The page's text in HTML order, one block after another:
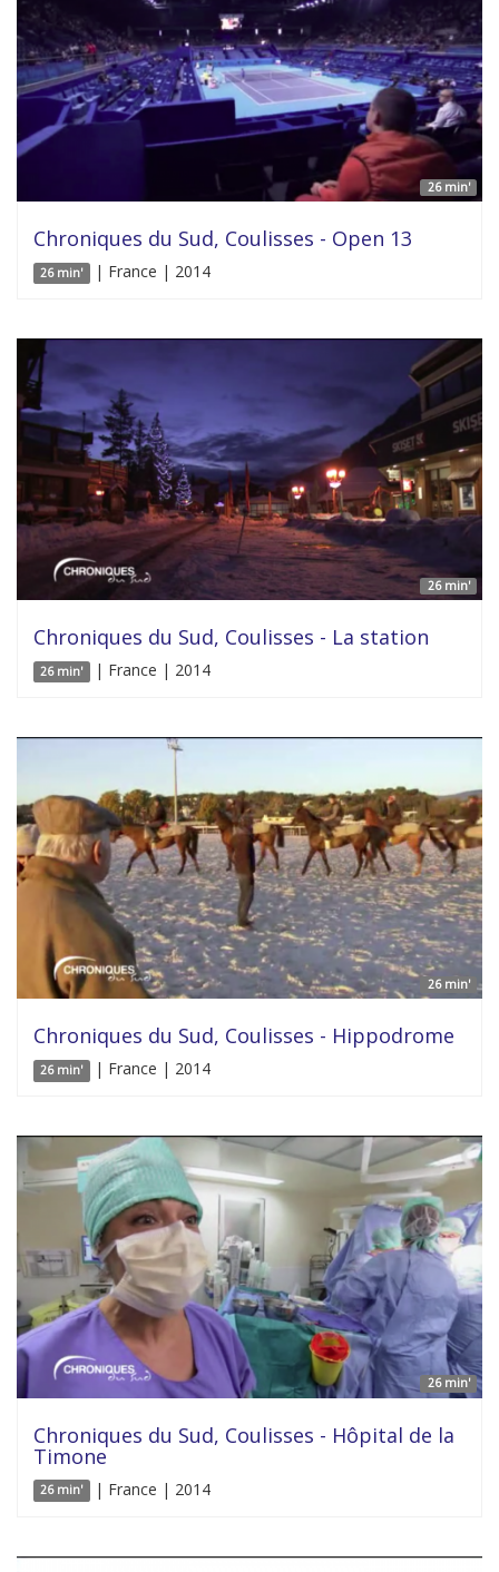
26 min'
Chroniques du Sud, Coulisses - Open 13
26 min' | France | 2014
26 min'
Chroniques du Sud, Coulisses - La station
26 min' | France | 2014
26 min'
Chroniques du Sud, Coulisses - Hippodrome
26 min' | France | 2014
26 min'
Chroniques du Sud, Coulisses - Hôpital de la
Timone
26 min' | France | 2014